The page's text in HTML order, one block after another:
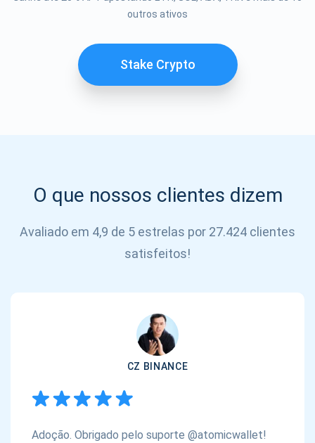
outros ativos
Stake Crypto
O que nossos clientes dizem
Avaliado em 4,9 de 5 estrelas por 27.424 clientes
satisfeitos!
CZ BINANCE
Adoção. Obrigado pelo suporte @atomicwallet!
INSCREVER